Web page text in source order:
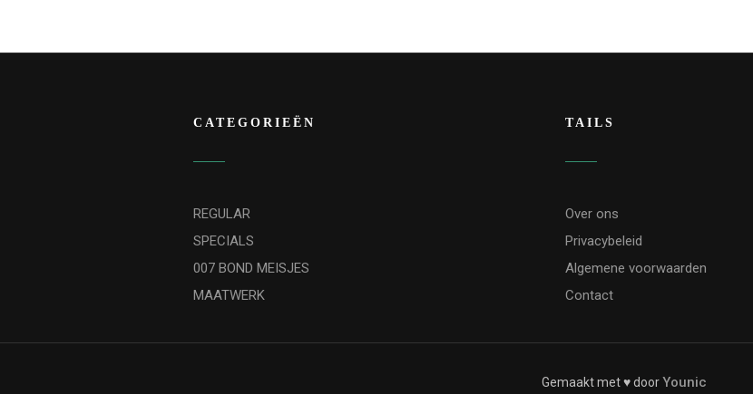
CATEGORIEËN
REGULAR
SPECIALS
007 BOND MEISJES
MAATWERK
TAILS
Over ons
Privacybeleid
Algemene voorwaarden
Contact
Gemaakt met ♥ doorYounic